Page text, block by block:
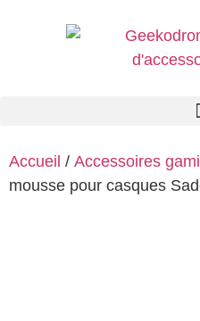
Accueil / Accessoires
mousse pour casques